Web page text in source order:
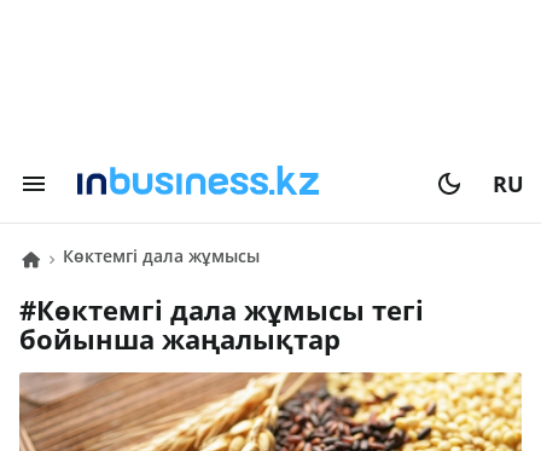
RU
көктемгі дала жұмысы
# көктемгі дала жұмысы тегі
бойынша жаңалықтар